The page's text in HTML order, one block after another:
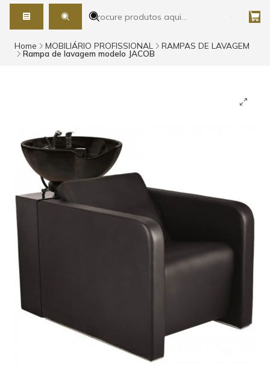
Home MOBILIÁRIO PROFISSIONAL RAMPAS DE LAVAGEM
Rampa de lavagem modelo JACOB